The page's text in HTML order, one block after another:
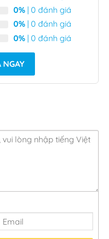
0% | 0 đánh giá
0% | 0 đánh giá
0% | 0 đánh giá
NGAY